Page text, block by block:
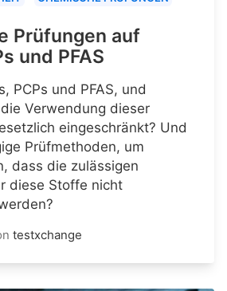
Prüfungen auf
und PFAS
PCPs und PFAS, und
Verwendung dieser
eingeschränkt? Und
Prüfmethoden, um
dass die zulässigen
diese Stoffe nicht
testxchange